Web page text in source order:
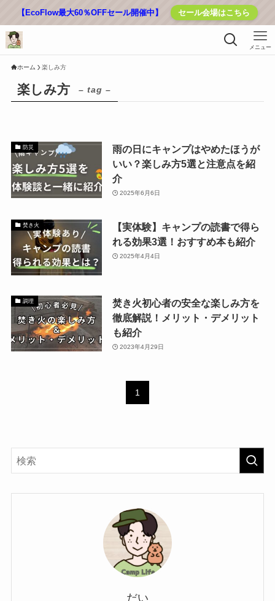
【EcoFlow最大60％OFFセール開催中】 セール会場はこちら
メニュー
ホーム 楽しみ方
楽しみ方 – tag –
防災
雨の日にキャンプはやめたほうが
いい？楽しみ方5選と注意点を紹
介
2025年6月6日
焚き火
【実体験】キャンプの読書で得ら
れる効果3選！おすすめ本も紹介
2025年4月4日
調理
焚き火初心者の安全な楽しみ方を
徹底解説！メリット・デメリット
も紹介
2023年4月29日
1
だい